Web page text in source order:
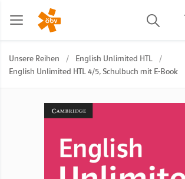
Unsere Reihen / English Unlimited HTL
/
English Unlimited HTL 4/5, Schulbuch mit E-Book